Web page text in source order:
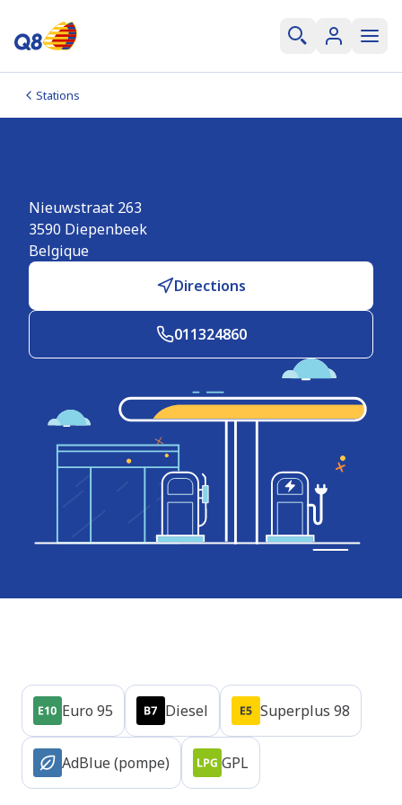
Stations
Nieuwstraat 263
3590 Diepenbeek
Belgique
Directions
011324860
Euro 95 Diesel Superplus 98
AdBlue (pompe) GPL